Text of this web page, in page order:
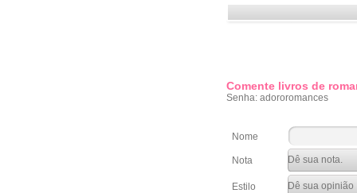
Comente livros de
Senha: adororomances
Nome
Nota
Estilo